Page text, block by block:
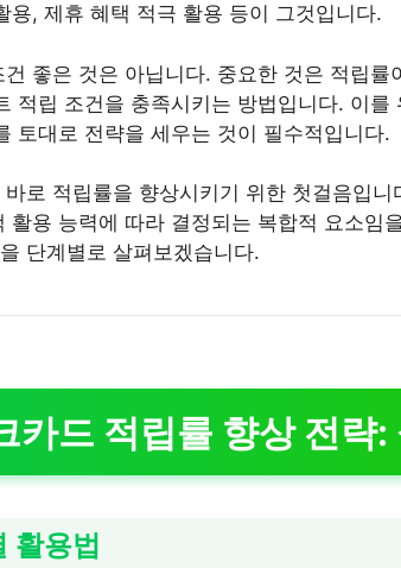
용, 제휴 혜택 적극 활용 등이 그것입니다.
좋은 것은 아닙니다. 중요한 것은 적립률
적립 조건을 충족시키는 방법입니다. 이를
토대로 전략을 세우는 것이 필수적입니다.
로 적립률을 향상시키기 위한 첫걸음입니
활용 능력에 따라 결정되는 복합적 요소임
단계별로 살펴보겠습니다.
카드 적립률 향상 전략:
활용법